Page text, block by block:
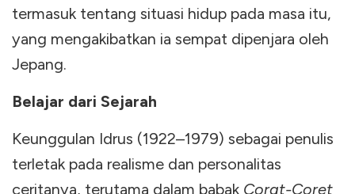
termasuk tentang situasi hidup pada masa itu,
yang mengakibatkan ia sempat dipenjara oleh
Jepang.
Belajar dari Sejarah
Keunggulan Idrus (1922–1979) sebagai penulis
terletak pada realisme dan personalitas
ceritanya, terutama dalam babak Corat-Coret